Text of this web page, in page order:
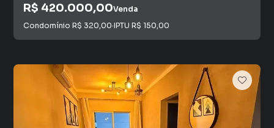
R$ 420.000,00Venda
Condomínio R$ 320,00·IPTU R$ 150,00